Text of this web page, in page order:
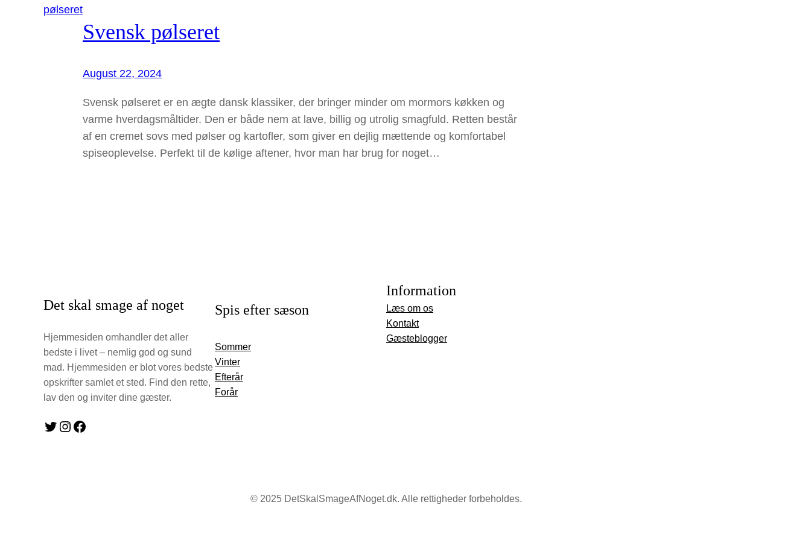
Svensk pølseret
August 22, 2024
Svensk pølseret er en ægte dansk klassiker, der bringer minder om mormors køkken og
varme hverdagsmåltider. Den er både nem at lave, billig og utrolig smagfuld. Retten består
af en cremet sovs med pølser og kartofler, som giver en dejlig mættende og komfortabel
spiseoplevelse. Perfekt til de kølige aftener, hvor man har brug for noget…
Det skal smage af noget
Hjemmesiden omhandler det aller
bedste i livet – nemlig god og sund
mad. Hjemmesiden er blot vores bedste
opskrifter samlet et sted. Find den rette,
lav den og inviter dine gæster.
Twitter Instagram Facebook
Spis efter sæson
Sommer
Vinter
Efterår
Forår
Information
Læs om os
Kontakt
Gæsteblogger
© 2025 DetSkalSmageAfNoget.dk. Alle rettigheder forbeholdes.